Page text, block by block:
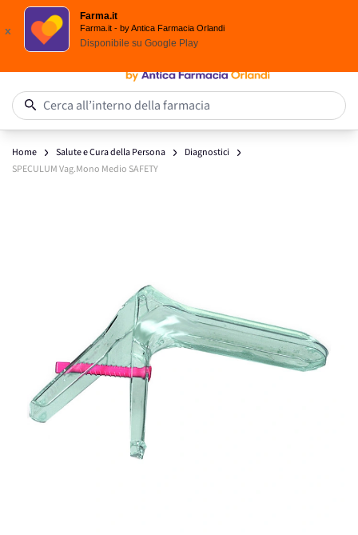
Spedizione
x
Farma.it
Farma.it - by Antica Farmacia Orlandi
Disponibile su Google Play
Salta al contenuto
Cerca all’interno della farmacia
Home Salute e Cura della Persona
Diagnostici
SPECULUM Vag.Mono Medio SAFETY